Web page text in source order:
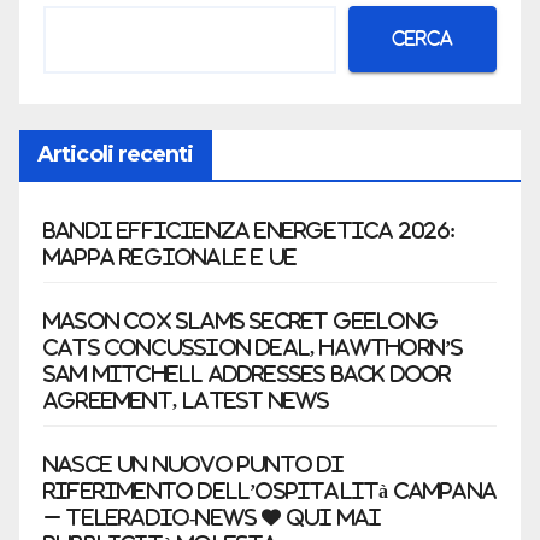
Cerca
Articoli recenti
Bandi efficienza energetica 2026:
mappa regionale e UE
Mason Cox slams secret Geelong
Cats concussion deal, Hawthorn’s
Sam Mitchell addresses back door
agreement, latest news
nasce un nuovo punto di
riferimento dell’ospitalità campana
– Teleradio-News ♥ qui mai